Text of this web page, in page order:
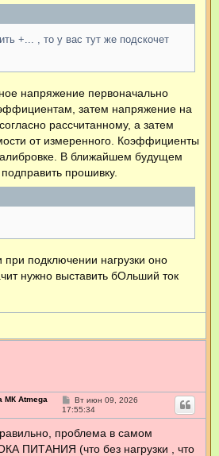
+... , то у вас тут же подскочет
напряжение первоначально
затем напряжение на
рассчитанному, а затем
от измеренного. Коэффициенты
В ближайшем будущем
прошивку.
подключении нагрузки оно
нужно выставить бОльший ток
МК Atmega
С
о
о
б
щ
е
Вт июн 09, 2026
17:55:34
проблема в самом
ПИТАНИЯ (что без нагрузки , что